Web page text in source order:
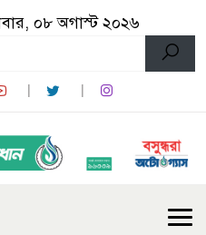
০৮ অগাস্ট ২০২৬